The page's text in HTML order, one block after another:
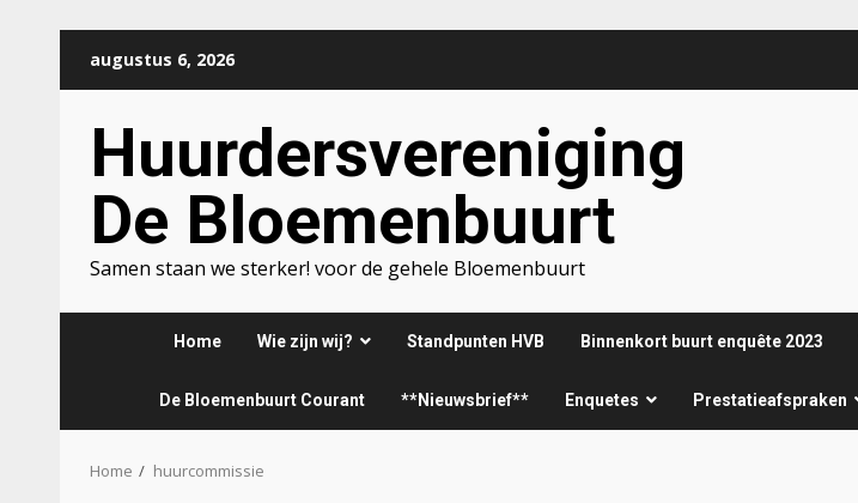
naar
inhoud
augustus 6, 2026
Huurdersvereniging
De Bloemenbuurt
Samen staan we sterker! voor de gehele Bloemenbuurt
Home Wie zijn wij? Standpunten HVB Binnenkort buurt enquête 2023
De Bloemenbuurt Courant **Nieuwsbrief** Enquetes Prestatieafspraken
Home huurcommissie